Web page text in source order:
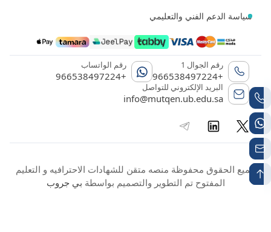
سياسة الدعم الفني والتعليمي
رقم الجوال 1
+966538497224
رقم الواتساب
+966538497224
البريد الإلكتروني للتواصل
info@mutqen.ub.edu.sa
جميع الحقوق محفوظة منصه متقن للشهادات الاحترافيه و التعليم
المفتوح تم التطوير والتصميم بواسطة بي جروب